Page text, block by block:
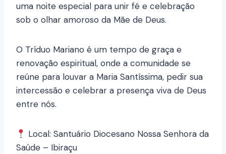
uma noite especial para unir fé e celebração
sob o olhar amoroso da Mãe de Deus.
O Tríduo Mariano é um tempo de graça e
renovação espiritual, onde a comunidade se
reúne para louvar a Maria Santíssima, pedir sua
intercessão e celebrar a presença viva de Deus
entre nós.
Local: Santuário Diocesano Nossa Senhora da
Saúde – Ibiraçu